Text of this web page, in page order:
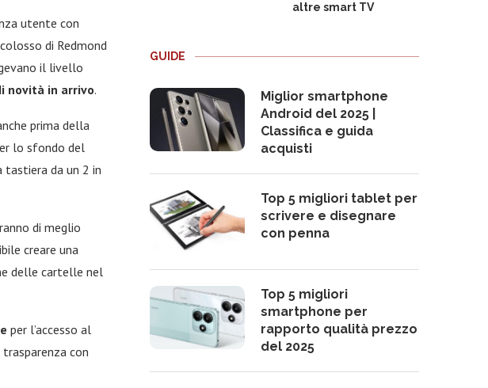
utente con
di Redmond
il livello
novità in arrivo.
prima della
lo sfondo del
tastiera da un 2 in
di meglio
creare una
delle cartelle nel
per l’accesso al
trasparenza con
altre smart TV
GUIDE
Miglior smartphone
Android del 2025 |
Classifica e guida
acquisti
Top 5 migliori tablet per
scrivere e disegnare
con penna
Top 5 migliori
smartphone per
rapporto qualità prezzo
del 2025